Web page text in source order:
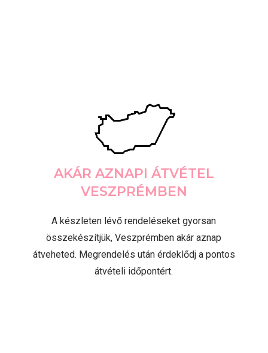
AKÁR AZNAPI ÁTVÉTEL
VESZPRÉMBEN
A készleten lévő rendeléseket gyorsan
összekészítjük, Veszprémben akár aznap
átveheted. Megrendelés után érdeklődj a pontos
átvételi időpontért.